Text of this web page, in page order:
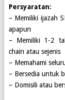
Persyaratan:
– Memiliki ijazah
apapun
– Memiliki 1-2
chain atau sejenis
– Memahami
– Bersedia untuk
– Domisili atau